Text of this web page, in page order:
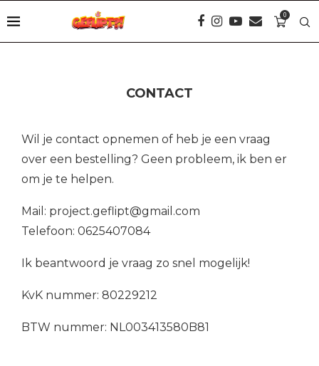
0
CONTACT
Wil je contact opnemen of heb je een vraag
over een bestelling? Geen probleem, ik ben er
om je te helpen.
Mail: project.geflipt@gmail.com
Telefoon: 0625407084
Ik beantwoord je vraag zo snel mogelijk!
KvK nummer: 80229212
BTW nummer: NL003413580B81